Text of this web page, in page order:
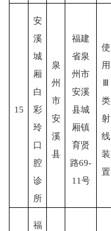
15
安
溪
城
厢
白
彩
玲
口
腔
诊
所
泉
州
市
安
溪
县
福建
省泉
州市
安溪
县城
厢镇
育贤
路69-
11号
使
用
Ⅲ
类
射
线
装
置
福